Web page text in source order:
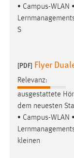
• Campus-
S
[PDF] Flyer
Relevanz:
ausgestattete
dem neuesten
• Campus-
kleinen
Zweck:
Das Cookie
Chat
Name:
chat-frame-
Zweck:
Wird benötigt